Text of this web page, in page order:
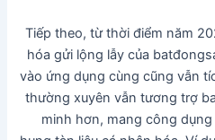
Tiếp theo, từ thời điểm năm
hóa gửi lộng lẫy của
vào ứng dụng cùng cũng vẫn
thường xuyên vẫn tương trợ
minh hơn, mang công